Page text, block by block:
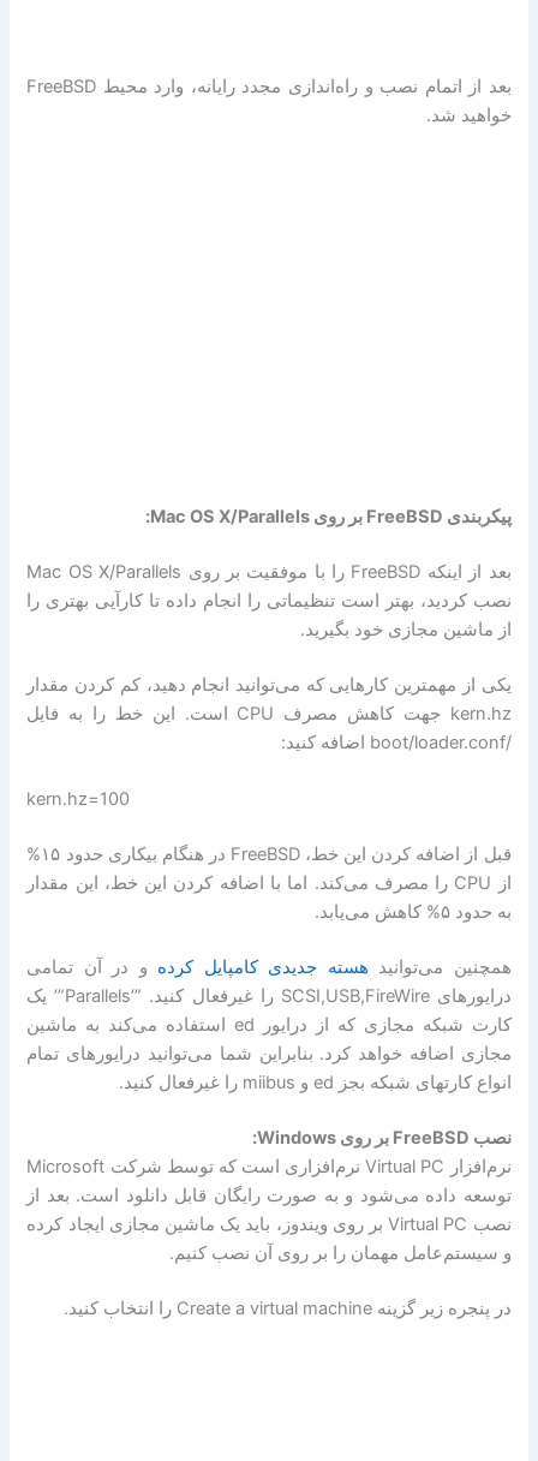
بعد از اتمام نصب و راه‌اندازی مجدد رایانه، وارد محیط FreeBSD
خواهید شد.
پیکربندی FreeBSD بر روی Mac OS X/Parallels:
بعد از اینکه FreeBSD را با موفقیت بر روی Mac OS X/Parallels
نصب کردید، بهتر است تنظیماتی را انجام داده تا کارآیی بهتری را
از ماشین مجازی خود بگیرید.
یکی از مهمترین کارهایی که می‌توانید انجام دهید، کم کردن مقدار
kern.hz جهت کاهش مصرف CPU است. این خط را به فایل
/boot/loader.conf اضافه کنید:
kern.hz=100
قبل از اضافه کردن این خط، FreeBSD در هنگام بیکاری حدود ۱۵%
از CPU را مصرف می‌کند. اما با اضافه کردن این خط، این مقدار
به حدود ۵% کاهش می‌یابد.
همچنین می‌توانید هسته جدیدی کامپایل کرده و در آن تمامی
درایورهای SCSI,USB,FireWire را غیرفعال کنید. ”’Parallels”’ یک
کارت شبکه مجازی که از درایور ed استفاده می‌کند به ماشین
مجازی اضافه خواهد کرد. بنابراین شما می‌توانید درایورهای تمام
انواع کارتهای شبکه بجز ed و miibus را غیرفعال کنید.
نصب FreeBSD بر روی Windows:
نرم‌افزار Virtual PC نرم‌افزاری است که توسط شرکت Microsoft
توسعه داده می‌شود و به صورت رایگان قابل دانلود است. بعد از
نصب Virtual PC بر روی ویندوز، باید یک ماشین مجازی ایجاد کرده
و سیستم‌عامل مهمان را بر روی آن نصب کنیم.
در پنجره زیر گزینه Create a virtual machine را انتخاب کنید.